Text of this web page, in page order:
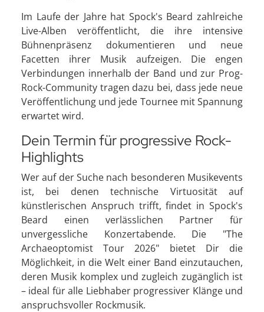
Im Laufe der Jahre hat Spock's Beard zahlreiche
Live-Alben veröffentlicht, die ihre intensive
Bühnenpräsenz dokumentieren und neue
Facetten ihrer Musik aufzeigen. Die engen
Verbindungen innerhalb der Band und zur Prog-
Rock-Community tragen dazu bei, dass jede neue
Veröffentlichung und jede Tournee mit Spannung
erwartet wird.
Dein Termin für progressive Rock-
Highlights
Wer auf der Suche nach besonderen Musikevents
ist, bei denen technische Virtuosität auf
künstlerischen Anspruch trifft, findet in Spock's
Beard einen verlässlichen Partner für
unvergessliche Konzertabende. Die "The
Archaeoptomist Tour 2026" bietet Dir die
Möglichkeit, in die Welt einer Band einzutauchen,
deren Musik komplex und zugleich zugänglich ist
– ideal für alle Liebhaber progressiver Klänge und
anspruchsvoller Rockmusik.